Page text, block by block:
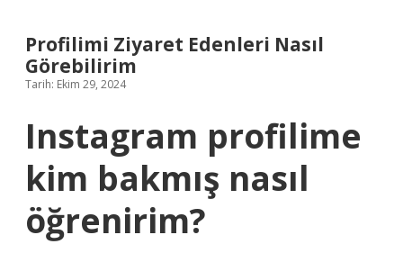
Profilimi Ziyaret Edenleri Nasıl
Görebilirim
Tarih: Ekim 29, 2024
Instagram profilime
kim bakmış nasıl
öğrenirim?